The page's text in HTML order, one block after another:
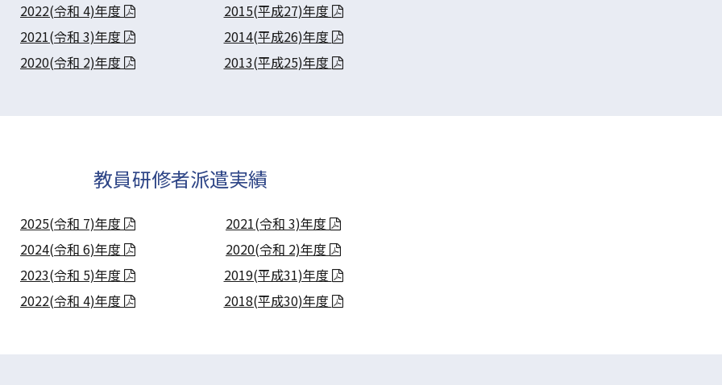
2022(令和 4)年度
2021(令和 3)年度
2020(令和 2)年度
2015(平成27)年度
2014(平成26)年度
2013(平成25)年度
教員研修者派遣実績
2025(令和 7)年度
2024(令和 6)年度
2023(令和 5)年度
2022(令和 4)年度
2021(令和 3)年度
2020(令和 2)年度
2019(平成31)年度
2018(平成30)年度